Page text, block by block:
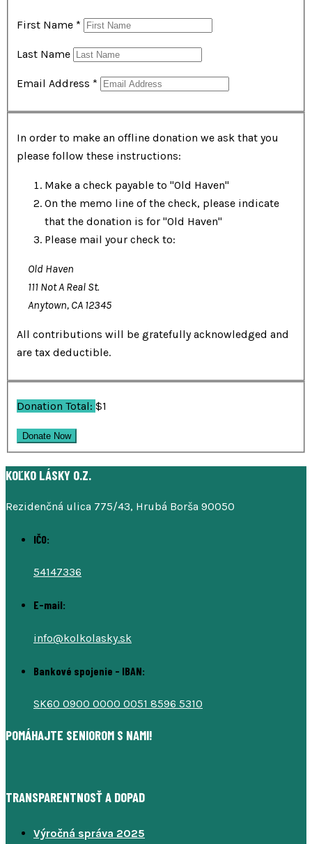
First Name *
Last Name
Email Address *
In order to make an offline donation we ask that you
please follow these instructions:
Make a check payable to "Old Haven"
On the memo line of the check, please indicate
that the donation is for "Old Haven"
Please mail your check to:
Old Haven
111 Not A Real St.
Anytown, CA 12345
All contributions will be gratefully acknowledged and
are tax deductible.
Donation Total: $1
KOĽKO LÁSKY O.Z.
Rezidenčná ulica 775/43, Hrubá Borša 90050
IČO:
54147336
E-mail:
info@kolkolasky.sk
Bankové spojenie - IBAN:
SK60 0900 0000 0051 8596 5310
POMÁHAJTE SENIOROM S NAMI!
TRANSPARENTNOSŤ A DOPAD
Výročná správa 2025